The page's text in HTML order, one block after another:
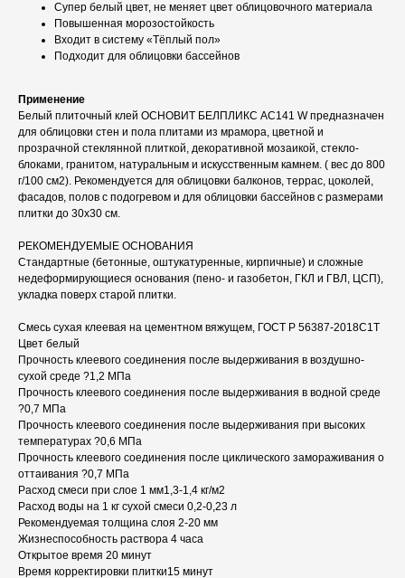
Супер белый цвет, не меняет цвет облицовочного материала
Повышенная морозостойкость
Входит в систему «Тёплый пол»
Подходит для облицовки бассейнов
Применение
Белый плиточный клей ОСНОВИТ БЕЛПЛИКС АС141 W предназначен
для облицовки стен и пола плитами из мрамора, цветной и
прозрачной стеклянной плиткой, декоративной мозаикой, стекло-
блоками, гранитом, натуральным и искусственным камнем. ( вес до 800
г/100 см2). Рекомендуется для облицовки балконов, террас, цоколей,
фасадов, полов с подогревом и для облицовки бассейнов с размерами
плитки до 30х30 см.
РЕКОМЕНДУЕМЫЕ ОСНОВАНИЯ
Стандартные (бетонные, оштукатуренные, кирпичные) и сложные
недеформирующиеся основания (пено- и газобетон, ГКЛ и ГВЛ, ЦСП),
укладка поверх старой плитки.
Смесь сухая клеевая на цементном вяжущем, ГОСТ Р 56387-2018С1T
Цвет белый
Прочность клеевого соединения после выдерживания в воздушно-
сухой среде ?1,2 МПа
Прочность клеевого соединения после выдерживания в водной среде
?0,7 МПа
Прочность клеевого соединения после выдерживания при высоких
температурах ?0,6 МПа
Прочность клеевого соединения после циклического замораживания о
оттаивания ?0,7 МПа
Расход смеси при слое 1 мм1,3-1,4 кг/м2
Расход воды на 1 кг сухой смеси 0,2-0,23 л
Рекомендуемая толщина слоя 2-20 мм
Жизнеспособность раствора 4 часа
Открытое время 20 минут
Время корректировки плитки15 минут